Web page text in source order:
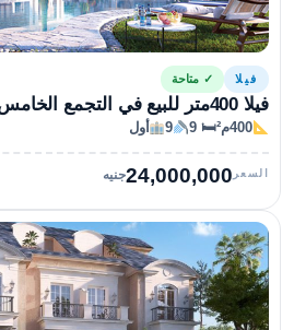
فيلا ✓ متاحة
فيلا 400متر للبيع في التجمع الخامس في كمبوند ليان
400م² 🛏 9
9 أول
السعر 24,000,000جنيه